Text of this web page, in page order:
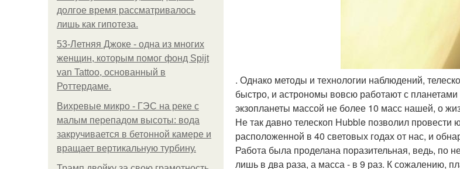
долгое время рассматривалось
лишь как гипотеза.
53-Летняя Джоке - одна из многих
женщин, которым помог фонд Spijt
van Tattoo, основанный в
Роттердаме.
Вихревые микро - ГЭС на реке с
малым перепадом высоты: вода
закручивается в бетонной камере и
вращает вертикальную турбину.
. Однако методы и технологии наблюдений,
быстро, и астрономы вовсю работают с
экзопланеты массой не более 10 масс нашей, о
Не так давно телескоп Hubble позволил
расположенной в 40 световых годах от нас, и
Работа была проделана поразительная, ведь, по
лишь в два раза, а масса - в 9 раз. К сожалению,